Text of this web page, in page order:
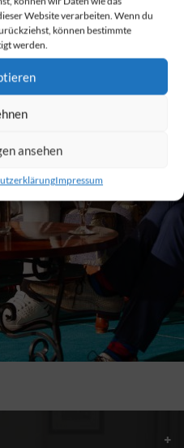
Website verarbeiten. Wenn du
können bestimmte
werden.
ansehen
Impressum